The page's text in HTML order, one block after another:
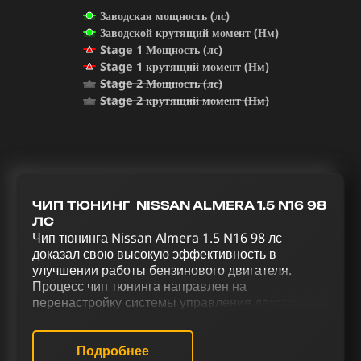
Заводская мощность (лс)
Заводской крутящий момент (Нм)
Stage 1 Мощность (лс)
Stage 1 крутящий момент (Нм)
Stage 2 Мощность (лс)
Stage 2 крутящий момент (Нм)
ЧИП ТЮНИНГ NISSAN ALMERA 1.5 N16 98
ЛС
Чип тюнинга Nissan Almera 1.5 N16 98 лс
доказал свою высокую эффективность в
улучшении работы бензинового двигателя.
Процесс чип тюнинга направлен на
перенастройку системы управления двигателем
производительности. Увеличение
производительности и улучшение
Подробнее